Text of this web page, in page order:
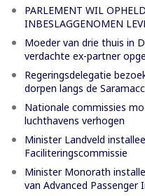
PARLEMENT WIL
INBESLAGGENOMEN
Moeder van drie thuis in
verdachte ex-partner
Regeringsdelegatie
dorpen langs de
Nationale commissies
luchthavens verhogen
Minister Landveld
Faciliteringscommissie
Minister Monorath
van Advanced